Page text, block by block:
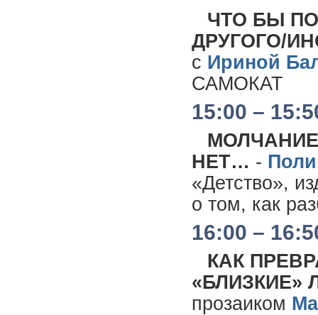
ЧТО БЫ
ДРУГОГО/
с Ириной
САМОКАТ
15:00 –
НЕТ… -
«Детство»,
о том, как
16:00 –
КАК
«БЛИЗКИЕ»
прозаиком